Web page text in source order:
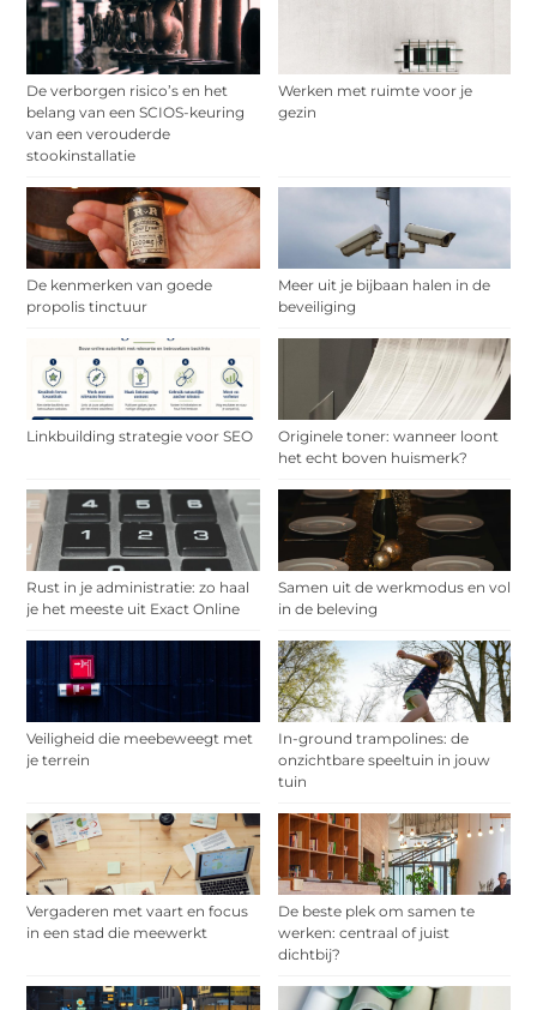
De verborgen risico’s en het
belang van een SCIOS-keuring
van een verouderde
stookinstallatie
Werken met ruimte voor je
gezin
De kenmerken van goede
propolis tinctuur
Meer uit je bijbaan halen in de
beveiliging
Linkbuilding strategie voor SEO
Originele toner: wanneer loont
het echt boven huismerk?
Rust in je administratie: zo haal
je het meeste uit Exact Online
Samen uit de werkmodus en vol
in de beleving
Veiligheid die meebeweegt met
je terrein
In-ground trampolines: de
onzichtbare speeltuin in jouw
tuin
Vergaderen met vaart en focus
in een stad die meewerkt
De beste plek om samen te
werken: centraal of juist
dichtbij?